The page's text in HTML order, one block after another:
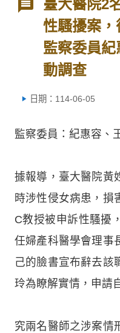
臺大醫院2
性騷擾案，
監察委員紀
動調查
日期：114-06-05
監察委員：紀惠容、
據報導，臺大醫院黃
時涉性侵女病患，損
C教授被申訴性騷擾
任婦產科醫學會理事
己的臉書宣布辭去該
玲為瞭解實情，申請
究兩名醫師之涉案情